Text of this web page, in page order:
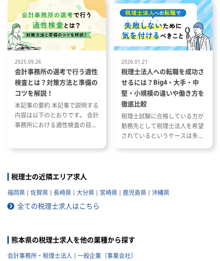
繁忙期について 会計事務所で働
く際に役立つ資格や経験につい
て
内容と資格が与える影響 資格や
スキルを活かした税理士事務所
への転職成功事例
2025.09.26
会計事務所の選考で行う適性
検査とは？対策方法と準備の
コツを解説！
本記事の要約 本記事で説明する
内容は以下のとおりです。 会計
事務所における適性検査の目的
2026.01.21
税理士法人への転職を成功さ
せるには？Big4・大手・中
堅・小規模の違いや働き方を
徹底比較
税理士試験に合格している方が
勤務先として税理士法人を希望
されているというケースは多い
ャリアプランに応じて自分に合
因になりかねません。 以下では
税理士法人の特徴や税理士法人
税理士の近隣エリア求人
福岡県 佐賀県 長崎県 大分県 宮崎県 鹿児島県 沖縄県
全ての税理士求人はこちら
熊本県の税理士求人を他の業種から探す
会計事務所・税理士法人 一般企業（事業会社）